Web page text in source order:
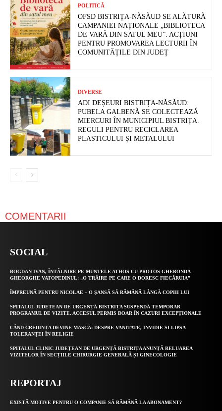
POLITICĂ
OFSD BISTRIȚA-NĂSĂUD SE ALĂTURĂ
CAMPANIEI NAȚIONALE „BIBLIOTECA
DE VARĂ DIN SATUL MEU”. ACȚIUNI
PENTRU PROMOVAREA LECTURII ÎN
COMUNITĂȚILE DIN JUDEȚ
DIVERSE
ADI DEȘEURI BISTRIȚA-NĂSĂUD:
PUBELA GALBENĂ SE COLECTEAZĂ
MIERCURI ÎN MUNICIPIUL BISTRIȚA.
REGULI PENTRU RECICLAREA
PLASTICULUI ȘI METALULUI
COMENTARII
SOCIAL
BOGDAN IVAN, ÎNTÂLNIRE PE MUNTELE ATHOS CU PROTOS GHERONDA
GHEORGHE VATOPEDINUL: „O TRĂIRE PE CARE O DORESC FIECĂRUIA”
ÎMPREUNĂ PENTRU NICOLAE – O ȘANSĂ SĂ RĂMÂNĂ LÂNGĂ COPIII LUI
SPITALUL JUDEȚEAN DE URGENȚĂ BISTRIȚA SUSPENDĂ TEMPORAR
PROGRAMUL DE VIZITE. ACCESUL PERMIS DOAR ÎN CAZURI EXCEPȚIONALE
CÂND CREDINȚA DEVINE MASCĂ: DESPRE VANITATE, INVIDIE ȘI LIPSA
TOLERANȚEI ÎN RELIGIE
SPITALUL CLINIC JUDEȚEAN DE URGENȚĂ BISTRIȚA ANUNȚĂ RELUAREA
VIZITELOR ÎN SECȚIILE CHIRURGIE GENERALĂ ȘI GINECOLOGIE
REPORTAJ
EXISTĂ MOTIVE PENTRU O COMPANIE SĂ RĂMÂNĂ LA ABONAMENT?